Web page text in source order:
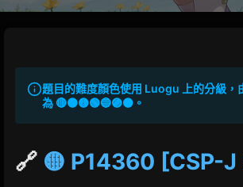
題目的難度顏色使用 Luogu 上的分級，
為 🔴🟠🟡🟢🔵🟣⚫。
🔗 🟡 P14360 [CSP-